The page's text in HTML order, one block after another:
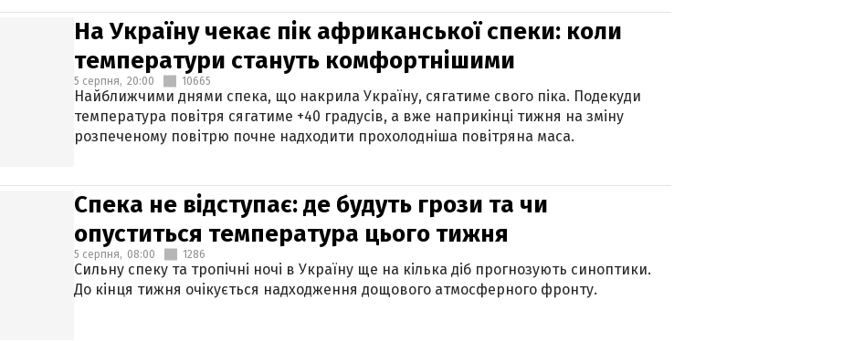
На Україну чекає пік африканської спеки: коли
температури стануть комфортнішими
5 серпня, 20:00 10665
Найближчими днями спека, що накрила Україну, сягатиме свого піка. Подекуди
температура повітря сягатиме +40 градусів, а вже наприкінці тижня на зміну
розпеченому повітрю почне надходити прохолодніша повітряна маса.
Спека не відступає: де будуть грози та чи
опуститься температура цього тижня
5 серпня, 08:00 1286
Сильну спеку та тропічні ночі в Україну ще на кілька діб прогнозують синоптики.
До кінця тижня очікується надходження дощового атмосферного фронту.